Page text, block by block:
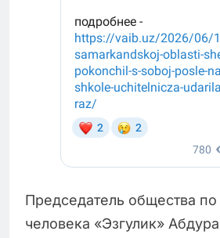
Председатель общества
человека «Эзгулик»